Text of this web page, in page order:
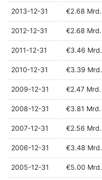
2013-12-31 €2.68 Mrd.
2012-12-31 €2.68 Mrd.
2011-12-31 €3.46 Mrd.
2010-12-31 €3.39 Mrd.
2009-12-31 €2.47 Mrd.
2008-12-31 €3.81 Mrd.
2007-12-31 €2.56 Mrd.
2006-12-31 €3.48 Mrd.
2005-12-31 €5.00 Mrd.